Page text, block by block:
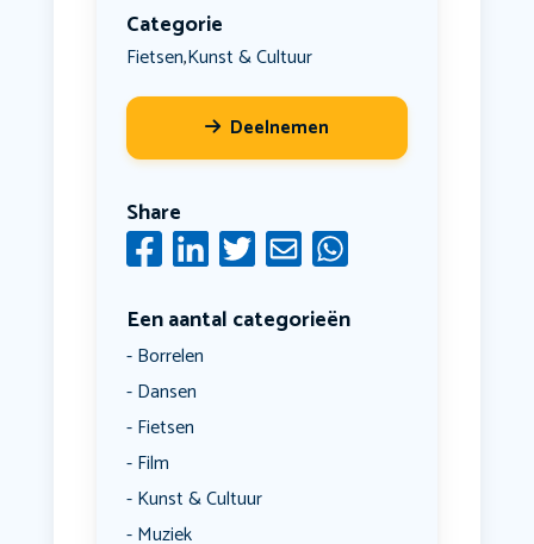
Categorie
Fietsen,Kunst & Cultuur
Deelnemen
Share
Een aantal categorieën
Borrelen
Dansen
Fietsen
Film
Kunst & Cultuur
Muziek